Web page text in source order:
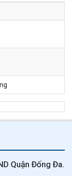
Quận Đống Đa.